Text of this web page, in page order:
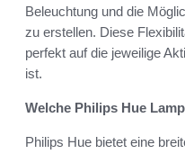
Beleuchtung und die
zu erstellen. Diese
perfekt auf die jeweilige
ist.
Welche Philips Hue
Philips Hue bietet eine